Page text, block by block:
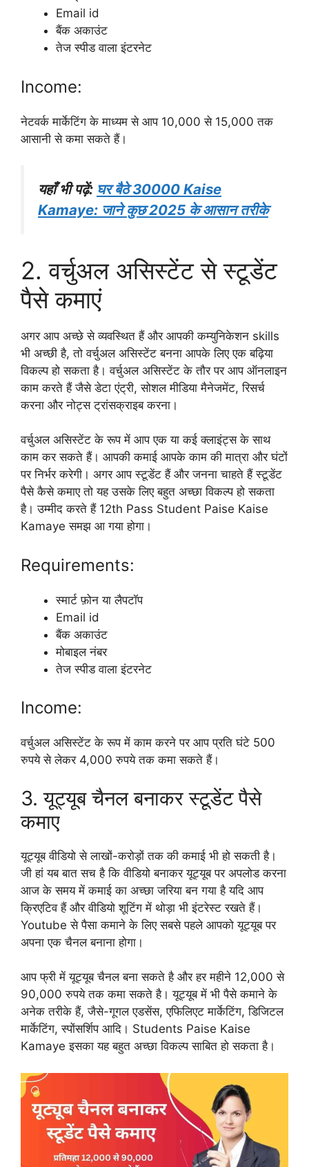
Email id
बैंक अकाउंट
तेज स्पीड वाला इंटरनेट
Income:
नेटवर्क मार्केटिंग के माध्यम से आप 10,000 से 15,000 तक
आसानी से कमा सकते हैं।
यहाँ भी पढ़ें: घर बैठे 30000 Kaise
Kamaye: जाने कुछ 2025 के आसान तरीके
2. वर्चुअल असिस्टेंट से स्टूडेंट
पैसे कमाएं
अगर आप अच्छे से व्यवस्थित हैं और आपकी कम्युनिकेशन skills
भी अच्छी है, तो वर्चुअल असिस्टेंट बनना आपके लिए एक बढ़िया
विकल्प हो सकता है। वर्चुअल असिस्टेंट के तौर पर आप ऑनलाइन
काम करते हैं जैसे डेटा एंट्री, सोशल मीडिया मैनेजमेंट, रिसर्च
करना और नोट्स ट्रांसक्राइब करना।
वर्चुअल असिस्टेंट के रूप में आप एक या कई क्लाइंट्स के साथ
काम कर सकते हैं। आपकी कमाई आपके काम की मात्रा और घंटों
पर निर्भर करेगी। अगर आप स्टूडेंट हैं और जनना चाहते हैं स्टूडेंट
पैसे कैसे कमाए तो यह उसके लिए बहुत अच्छा विकल्प हो सकता
है। उम्मीद करते हैं 12th Pass Student Paise Kaise
Kamaye समझ आ गया होगा।
Requirements:
स्मार्ट फ़ोन या लैपटॉप
Email id
बैंक अकाउंट
मोबाइल नंबर
तेज स्पीड वाला इंटरनेट
Income:
वर्चुअल असिस्टेंट के रूप में काम करने पर आप प्रति घंटे 500
रुपये से लेकर 4,000 रुपये तक कमा सकते हैं।
3. यूट्यूब चैनल बनाकर स्टूडेंट पैसे
कमाए
यूट्यूब वीडियो से लाखों-करोड़ों तक की कमाई भी हो सकती है।
जी हां यब बात सच है कि वीडियो बनाकर यूट्यूब पर अपलोड करना
आज के समय में कमाई का अच्छा जरिया बन गया है यदि आप
क्रिएटिव हैं और वीडियो शूटिंग में थोड़ा भी इंटरेस्ट रखते हैं।
Youtube से पैसा कमाने के लिए सबसे पहले आपको यूट्यूब पर
अपना एक चैनल बनाना होगा।
आप फ्री में यूट्यूब चैनल बना सकते है और हर महीने 12,000 से
90,000 रुपये तक कमा सकते है। यूट्यूब में भी पैसे कमाने के
अनेक तरीके हैं, जैसे-गूगल एडसेंस, एफिलिएट मार्केटिंग, डिजिटल
मार्केटिंग, स्पोंसर्शिप आदि। Students Paise Kaise
Kamaye इसका यह बहुत अच्छा विकल्प साबित हो सकता है।